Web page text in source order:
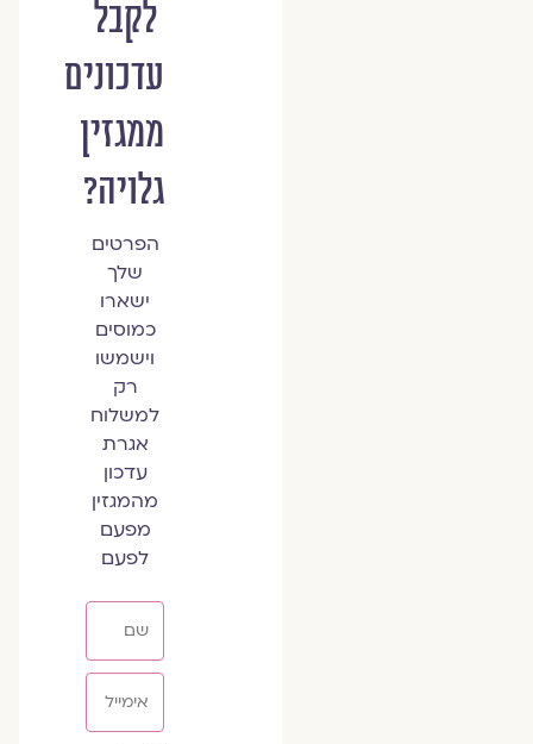
לקבל
עדכונים
ממגזין
גלויה?
הפרטים
שלך
ישארו
כמוסים
וישמשו
רק
למשלוח
אגרת
עדכון
מהמגזין
מפעם
לפעם